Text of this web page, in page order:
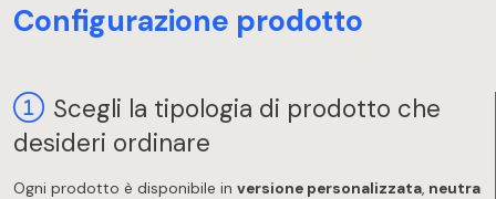
Configurazione prodotto
Scegli la tipologia di prodotto che
desideri ordinare
Ogni prodotto è disponibile in versione personalizzata, neutra